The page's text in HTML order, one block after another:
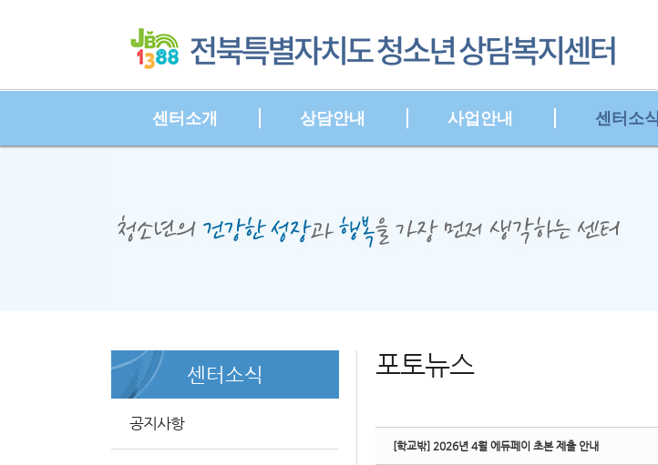
센터소개 상담안내 사업안내 센터소식
센터소식
공지사항
포토뉴스
[학교밖] 2026년 4월 에듀페이 초본 제출 안내
Sketchbook5,
스케치북5
Sketchbook5,